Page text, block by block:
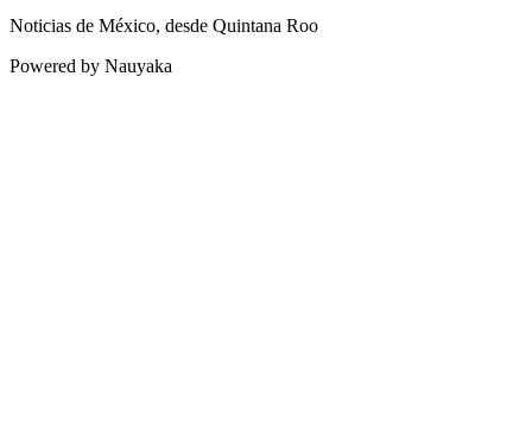
Noticias de México, desde Quintana Roo
Powered by Nauyaka